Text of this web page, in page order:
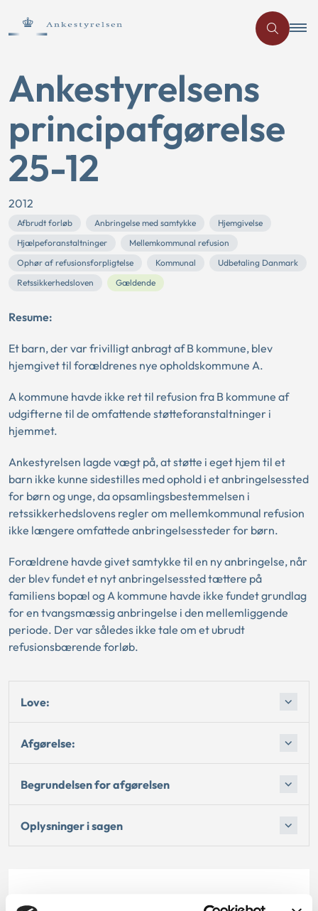
Ankestyrelsens
principafgørelse
25-12
2012
Afbrudt forløb Anbringelse med samtykke
Hjemgivelse
Hjælpeforanstaltninger
Mellemkommunal refusion
Ophør af refusionsforpligtelse
Kommunal
Udbetaling Danmark
Retssikkerhedsloven
Gældende
Resume:
Et barn, der var frivilligt anbragt af B kommune, blev
hjemgivet til forældrenes nye opholdskommune A.
A kommune havde ikke ret til refusion fra B kommune af
udgifterne til de omfattende støtteforanstaltninger i
hjemmet.
Ankestyrelsen lagde vægt på, at støtte i eget hjem til et
barn ikke kunne sidestilles med ophold i et anbringelsessted
for børn og unge, da opsamlingsbestemmelsen i
retssikkerhedslovens regler om mellemkommunal refusion
ikke længere omfattede anbringelsessteder for børn.
Forældrene havde givet samtykke til en ny anbringelse, når
der blev fundet et nyt anbringelsessted tættere på
familiens bopæl og A kommune havde ikke fundet grundlag
for en tvangsmæssig anbringelse i den mellemliggende
periode. Der var således ikke tale om et ubrudt
refusionsbærende forløb.
Love:
Afgørelse:
Begrundelsen for afgørelsen
Oplysninger i sagen
Dato for underskrift